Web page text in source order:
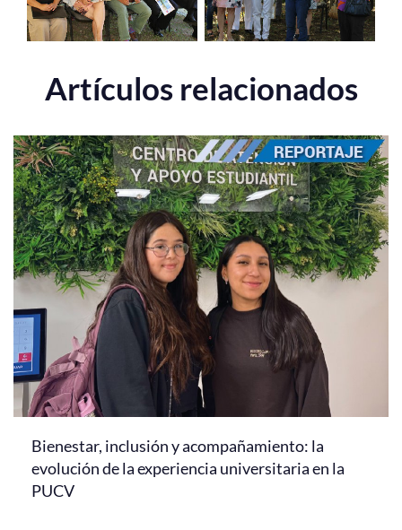
Artículos relacionados
Bienestar, inclusión y acompañamiento: la
evolución de la experiencia universitaria en la
PUCV